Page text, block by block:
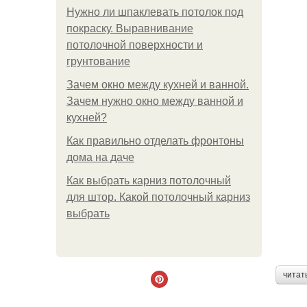
Нужно ли шпаклевать потолок под
покраску. Выравнивание
потолочной поверхности и
грунтование
Зачем окно между кухней и ванной.
Зачем нужно окно между ванной и
кухней?
Как правильно отделать фронтоны
дома на даче
Как выбрать карниз потолочный
для штор. Какой потолочный карниз
выбрать